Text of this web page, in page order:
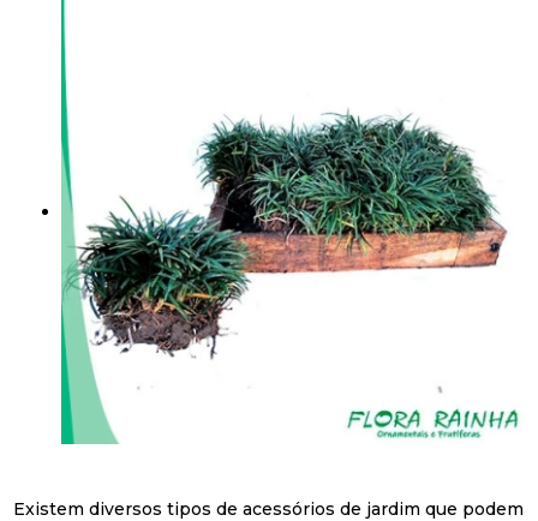
Existem diversos tipos de acessórios de jardim que podem